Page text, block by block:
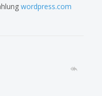
wordpress.com